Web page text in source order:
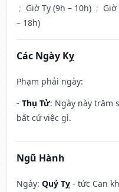
; Giờ Tỵ (9h – 10h) ; Giờ
– 18h)
Các Ngày Kỵ
Phạm phải ngày:
- Thụ Tử: Ngày này trăm
bất cứ việc gì.
Ngũ Hành
Ngày: Quý Tỵ - tức Can